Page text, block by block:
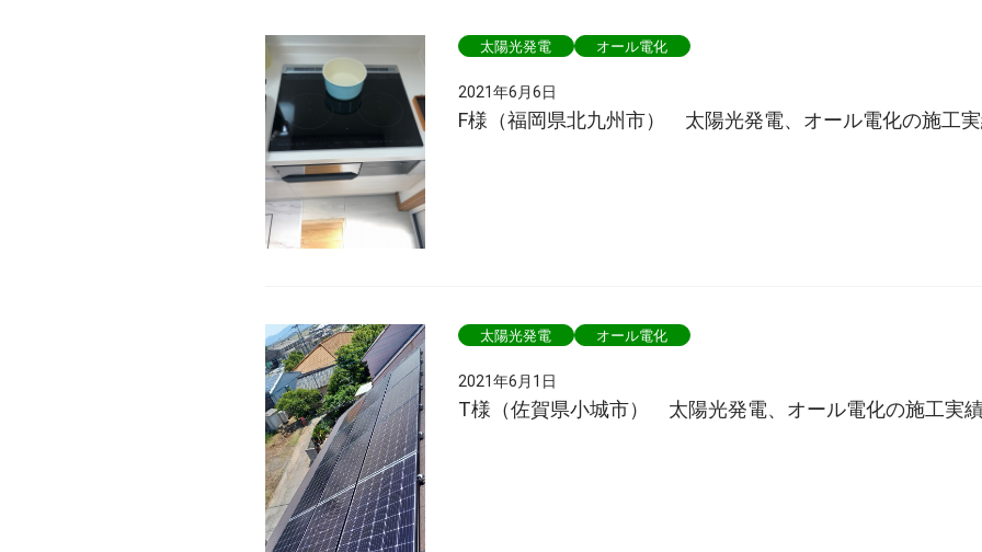
太陽光発電 オール電化
2021年6月6日
F様（福岡県北九州市） 太陽光発電、オール電化の施工
太陽光発電 オール電化
2021年6月1日
T様（佐賀県小城市） 太陽光発電、オール電化の施工実